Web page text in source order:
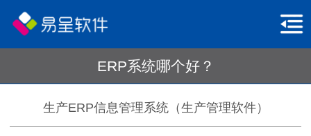
ERP系统哪个好？
生产ERP信息管理系统（生产管理软件）